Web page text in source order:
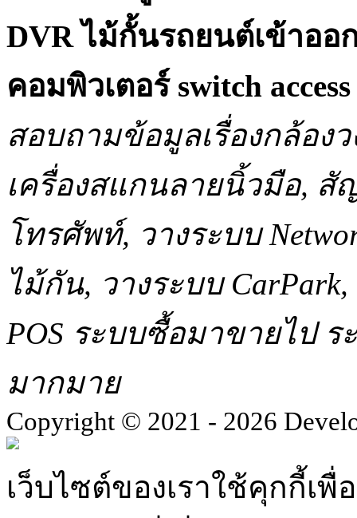
DVR ไม้กั้นรถยนต์เข้าออ
คอมพิวเตอร์ switch
สอบถามข้อมูลเรื่องกล้อง
เครื่องสแกนลายนิ้วมือ,
โทรศัพท์, วางระบบ
ไม้กัน, วางระบบ
POS ระบบซื้อมาขายไป ร
มากมาย
Copyright © 2021 - 2026
เว็บไซต์ของเราใช้คุกกี้เ